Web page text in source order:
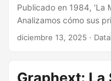
Publicado en 1984, ‘La
Analizamos cómo sus
aplican a las empresas
diciembre 13, 2025 ·